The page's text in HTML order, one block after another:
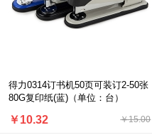
得力0314订书机50页可装订2-50张
80G复印纸(蓝)（单位：台）
￥15.00
￥10.32